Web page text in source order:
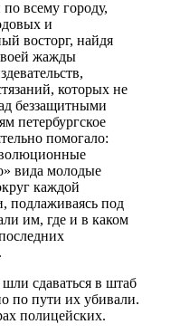
всему городу,
и
восторг, найдя
жажды
которых не
беззащитными
петербургское
помогало:
вида молодые
каждой
подлаживаясь под
им, где и в каком
сдаваться в штаб
по пути их убивали.
полицейских.